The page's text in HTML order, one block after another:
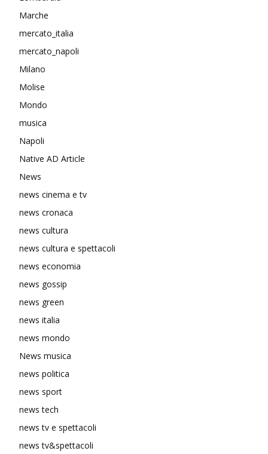
Marche
mercato_italia
mercato_napoli
Milano
Molise
Mondo
musica
Napoli
Native AD Article
News
news cinema e tv
news cronaca
news cultura
news cultura e spettacoli
news economia
news gossip
news green
news italia
news mondo
News musica
news politica
news sport
news tech
news tv e spettacoli
news tv&spettacoli